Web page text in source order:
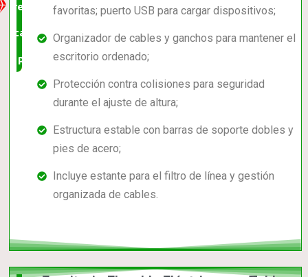
relación
calidad-
precio
favoritas; puerto USB para cargar dispositivos;
Organizador de cables y ganchos para mantener el
escritorio ordenado;
Protección contra colisiones para seguridad
durante el ajuste de altura;
Estructura estable con barras de soporte dobles y
pies de acero;
Incluye estante para el filtro de línea y gestión
organizada de cables.